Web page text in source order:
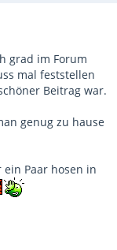
grad im Forum
mal feststellen
Beitrag war.
genug zu hause
Paar hosen in